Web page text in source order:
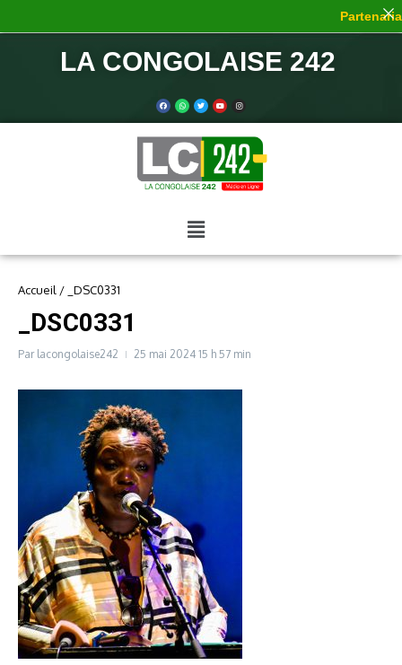
LA CONGOLAISE 242
Accueil / _DSC0331
_DSC0331
Par lacongolaise242 25 mai 2024 15 h 57 min